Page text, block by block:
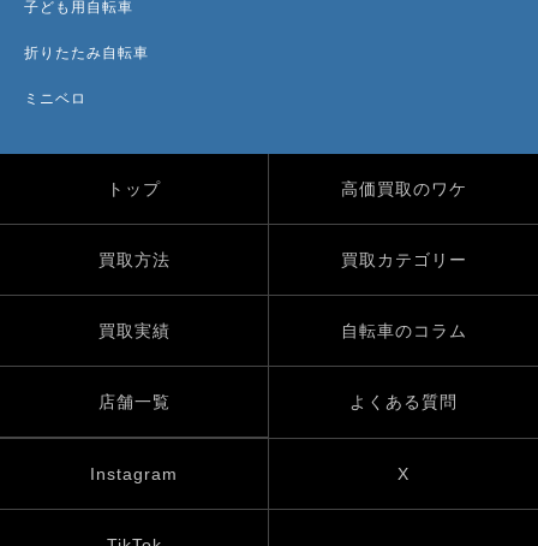
子ども用自転車
折りたたみ自転車
ミニベロ
トップ 高価買取のワケ
買取方法 買取カテゴリー
買取実績 自転車のコラム
店舗一覧 よくある質問
Instagram X